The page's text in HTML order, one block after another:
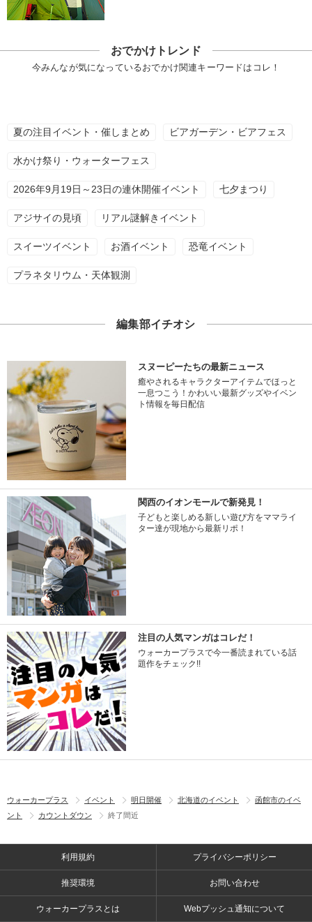
おでかけトレンド
今みんなが気になっているおでかけ関連キーワードはコレ！
夏の注目イベント・催しまとめ ビアガーデン・ビアフェス
水かけ祭り・ウォーターフェス
2026年9月19日～23日の連休開催イベント 七夕まつり
アジサイの見頃 リアル謎解きイベント
スイーツイベント お酒イベント 恐竜イベント
プラネタリウム・天体観測
編集部イチオシ
スヌーピーたちの最新ニュース
癒やされるキャラクターアイテムでほっと
一息つこう！かわいい最新グッズやイベン
ト情報を毎日配信
関西のイオンモールで新発見！
子どもと楽しめる新しい遊び方をママライ
ター達が現地から最新リポ！
注目の人気マンガはコレだ！
ウォーカープラスで今一番読まれている話
題作をチェック!!
ウォーカープラス イベント 明日開催 北海道のイベント
函館市のイベ
ント
カウントダウン 終了間近
利用規約 プライバシーポリシー
推奨環境 お問い合わせ
ウォーカープラスとは Webプッシュ通知について